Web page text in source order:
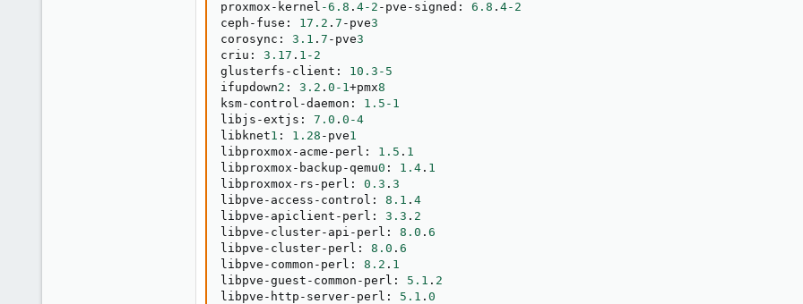
proxmox-kernel -6.8 . 4-2 -pve-signed : 6.8 . 4-2
ceph-fuse : 17.2 . 7 -pve3
corosync : 3.1 . 7 -pve3
criu : 3.17 . 1 -2
glusterfs-client : 10.3 -5
ifupdown2 : 3.2 . 0 -1+pmx8
ksm-control-daemon : 1.5 -1
libjs-extjs : 7.0 . 0 -4
libknet1 : 1.28 -pve1
libproxmox-acme-perl : 1.5 . 1
libproxmox-backup-qemu0 : 1.4 . 1
libproxmox-rs-perl : 0.3 . 3
libpve-access-control : 8.1 . 4
libpve-apiclient-perl : 3.3 . 2
libpve-cluster-api-perl : 8.0 . 6
libpve-cluster-perl : 8.0 . 6
libpve-common-perl : 8.2 . 1
libpve-guest-common-perl : 5.1 . 2
libpve-http-server-perl : 5.1 . 0